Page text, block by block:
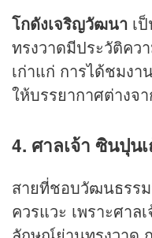
โกดังเจริญวัฒนา เ
ทรงวาดมีประวัติคว
เก่าแก่ การได้ชมง
ให้บรรยากาศต่างจ
4. ศาลเจ้า ซินปุน
สายที่ชอบวัฒนธรร
ควรแวะ เพราะศาล